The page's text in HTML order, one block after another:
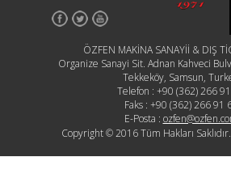
ÖZFEN MAKİNA SANAYİİ & DIŞ
Organize Sanayi Sit. Adnan Kahveci
Tekkeköy, Samsun,
Telefon : +90 (362) 266
Faks : +90 (362) 266 91
E-Posta :
Copyright © 2016 Tüm Hakları